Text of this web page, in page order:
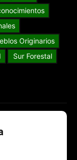
Originarios
Sur Forestal